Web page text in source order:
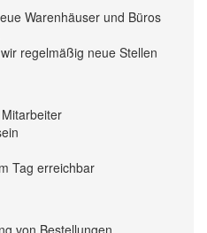
Warenhäuser und Büros
regelmäßig neue Stellen
Tag erreichbar
von Bestellungen